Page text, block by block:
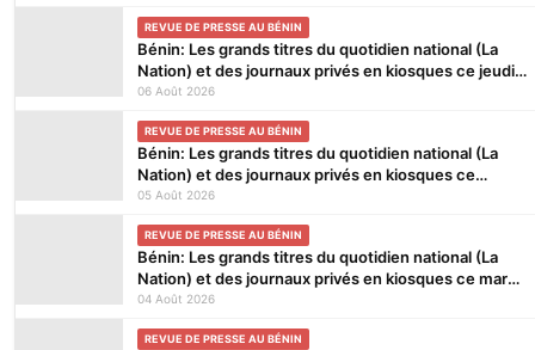
REVUE DE PRESSE AU BÉNIN
Bénin: Les grands titres du quotidien national (La
Nation) et des journaux privés en kiosques ce jeudi
6 Août 2026
06 Août 2026
REVUE DE PRESSE AU BÉNIN
Bénin: Les grands titres du quotidien national (La
Nation) et des journaux privés en kiosques ce
mercredi 5 Août 2026
05 Août 2026
REVUE DE PRESSE AU BÉNIN
Bénin: Les grands titres du quotidien national (La
Nation) et des journaux privés en kiosques ce mardi
4 Août 2026
04 Août 2026
REVUE DE PRESSE AU BÉNIN